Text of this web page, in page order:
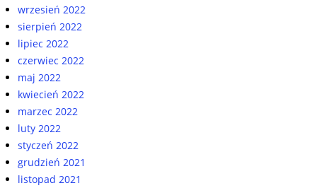
wrzesień 2022
sierpień 2022
lipiec 2022
czerwiec 2022
maj 2022
kwiecień 2022
marzec 2022
luty 2022
styczeń 2022
grudzień 2021
listopad 2021